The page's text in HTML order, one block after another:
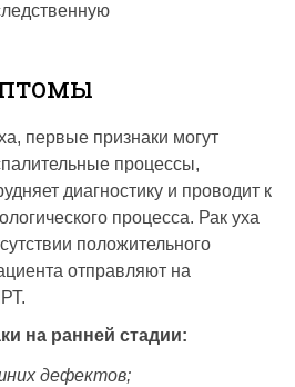
первые признаки могут
процессы,
диагностику и проводит к
процесса. Рак уха
положительного
отправляют на
на ранней стадии:
дефектов;